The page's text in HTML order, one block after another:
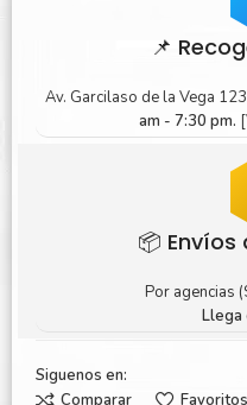
📌
Av. Garcilaso de la Vega
am - 7:30 pm.
📦 Envíos
Por agencias
Llega
Siguenos en:
Comparar
Favoritos